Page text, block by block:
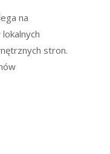
na
stron.